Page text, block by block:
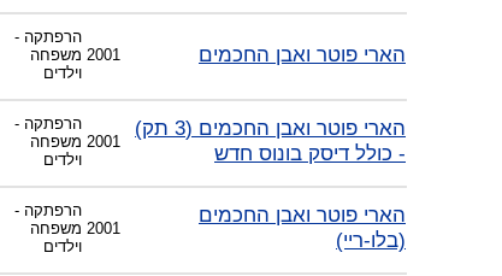
הארי פוטר ואבן החכמים 2001
הרפתקה -
משפחה
וילדים
הארי פוטר ואבן החכמים (3 תק)
- כולל דיסק בונוס חדש
2001
הרפתקה -
משפחה
וילדים
הארי פוטר ואבן החכמים
(בלו-ריי)
2001
הרפתקה -
משפחה
וילדים